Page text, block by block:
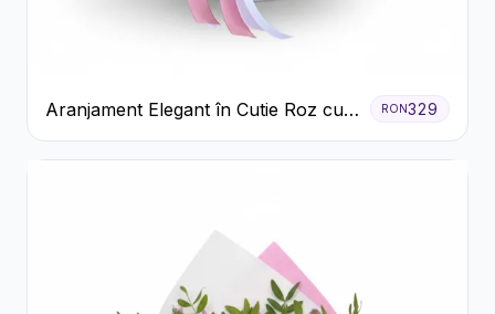
Aranjament Elegant în Cutie Roz cu
Trandafiri și Gerbera
RON329